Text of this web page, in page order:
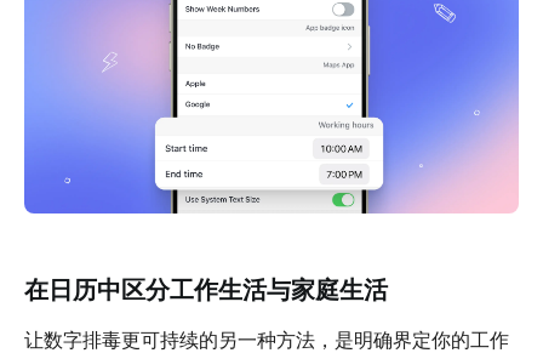
在日历中区分工作生活与家庭生活
让数字排毒更可持续的另一种方法，是明确界定你的工作